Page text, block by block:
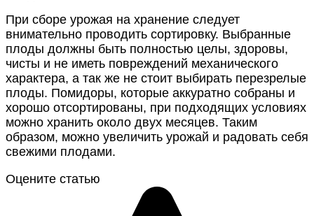
При сборе урожая на хранение следует
внимательно проводить сортировку. Выбранные
плоды должны быть полностью целы, здоровы,
чисты и не иметь повреждений механического
характера, а так же не стоит выбирать перезрелые
плоды. Помидоры, которые аккуратно собраны и
хорошо отсортированы, при подходящих условиях
можно хранить около двух месяцев. Таким
образом, можно увеличить урожай и радовать себя
свежими плодами.
Оцените статью